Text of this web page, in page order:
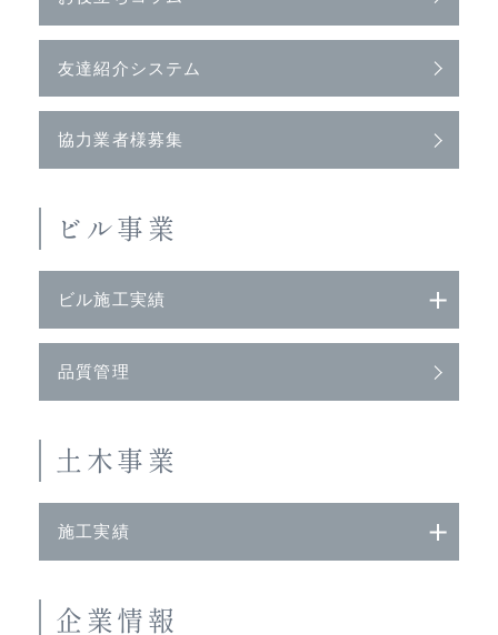
友達紹介システム
協力業者様募集
ビル事業
ビル施工実績
品質管理
土木事業
施工実績
企業情報